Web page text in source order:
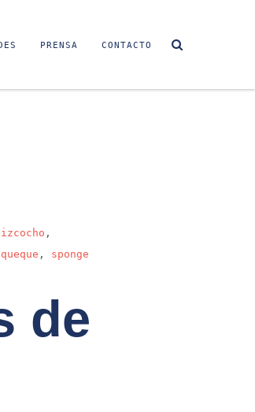
PRENSA CONTACTO
,
queque , sponge
de